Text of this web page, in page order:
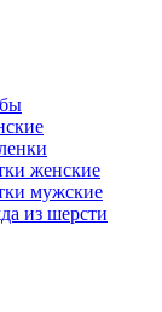
женские
мужские
из шерсти